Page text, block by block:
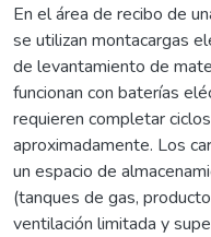
En el área de recibo de
se utilizan montacargas
de levantamiento de
funcionan con baterías
requieren completar
aproximadamente. Los
un espacio de
(tanques de gas,
ventilación limitada y